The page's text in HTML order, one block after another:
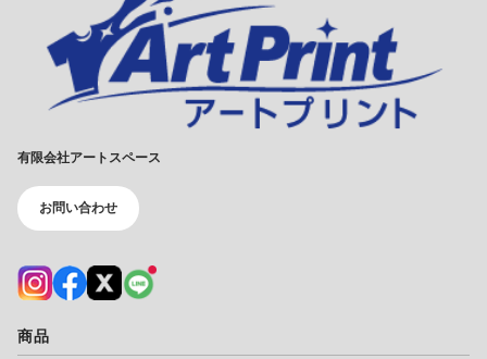
有限会社アートスペース
お問い合わせ
商品